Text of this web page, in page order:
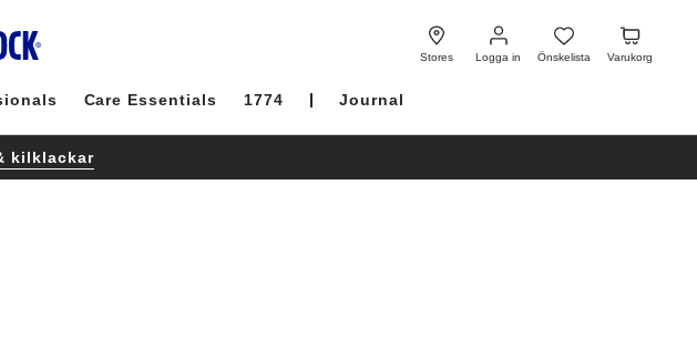
Stores Logga in
Logga
in
Önskelista
Önskelista
Varukorg
Varukorg
Care Essentials 1774 Journal
kilklackar